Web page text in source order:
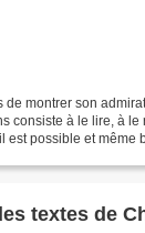
de montrer son
consiste à le lire, à
est possible et même
textes de